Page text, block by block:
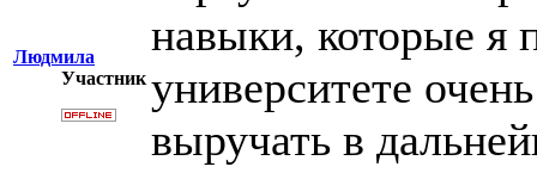
Людмила
Участник
навыки, которые я
университете
выручать в